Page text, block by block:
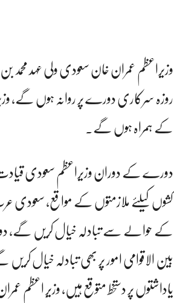
وزیراعظم عمران خان سعودی ولی عہد
روزہ سرکاری دورے پر روانہ ہوں گے، وزیر
کے ہمراہ ہوں گے۔
دورے کے دوران وزیراعظم سعودی
کشوں کیلئے ملازمتوں کے مواقع، سعودی
کے حوالے سے تبادلہ خیال کریں گے،
بین الاقوامی امور پر بھی تبادلہ
یاداشتوں پر دستخط متوقع ہیں، وزیرِ